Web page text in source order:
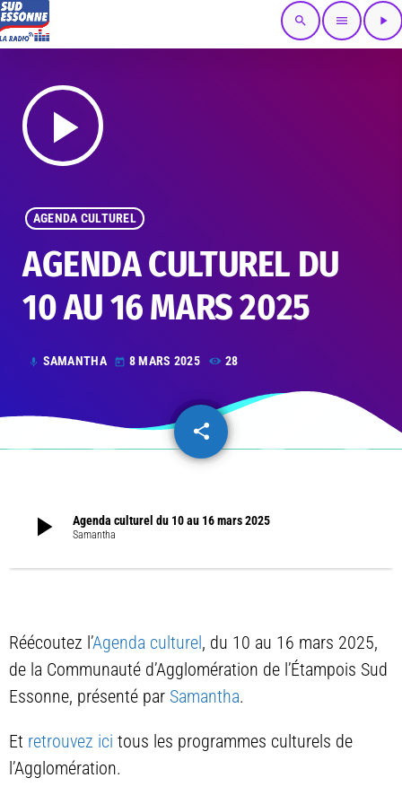
search menu play_arrow
play_arrow
AGENDA CULTUREL
AGENDA CULTUREL DU
10 AU 16 MARS 2025
mic SAMANTHA today 8 MARS 2025 28
share
email
play_arrow Agenda culturel du 10 au 16 mars 2025
Samantha
Réécoutez l’Agenda culturel, du 10 au 16 mars 2025,
de la Communauté d’Agglomération de l’Étampois Sud
Essonne, présenté par Samantha.
Et retrouvez ici tous les programmes culturels de
l’Agglomération.